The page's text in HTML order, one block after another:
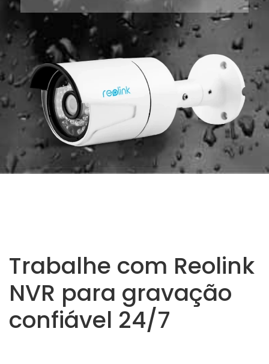
Trabalhe com Reolink
NVR para gravação
confiável 24/7